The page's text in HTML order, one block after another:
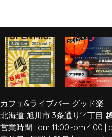
カフェ&ライブバー グッド楽
北海道 旭川市 3条通り14丁目
営業時間 : am 11:00~pm 4:00 |